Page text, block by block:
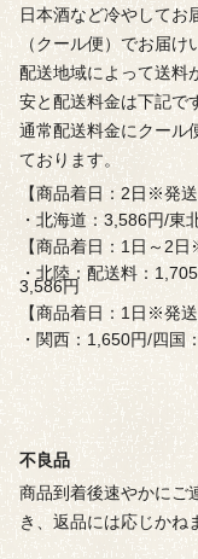
日本酒など冷やしてお
（クール便）でお届け
配送地域によって送料
安と配送料金は下記で
通常配送料金にクール
ております。
【商品着日：2日※発送
・北海道：3,586円/東
【商品着日：1日～2
・北陸：配送料：
3,586円
【商品着日：1日※発送
・関西：1,650円/四国
不良品
商品到着後速やかにご
き、返品には応じかね